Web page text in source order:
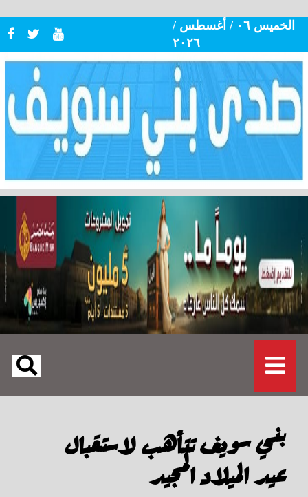
الخميس ٠٦ / أغسطس /
٢٠٢٦
بني سويف تتأهب لاستقبال
عيد الميلاد المجيد